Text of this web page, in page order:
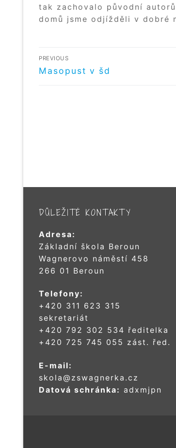
tak zachovalo původní
domů jsme odjížděli v dobré
NAVIGACE
PRO
PREVIOUS
Předchozí
Masopust v šd
DŮLEŽITÉ KONTAKTY
Adresa:
Základní škola Beroun
Wagnerovo náměstí 458
266 01 Beroun
Telefony:
+420 311 623 315
sekretariát
+420 792 302 534 ředitelka
+420 725 745 055 zást. řed.
E-mail:
skola@zswagnerka.cz
Datová schránka: adxmjpn